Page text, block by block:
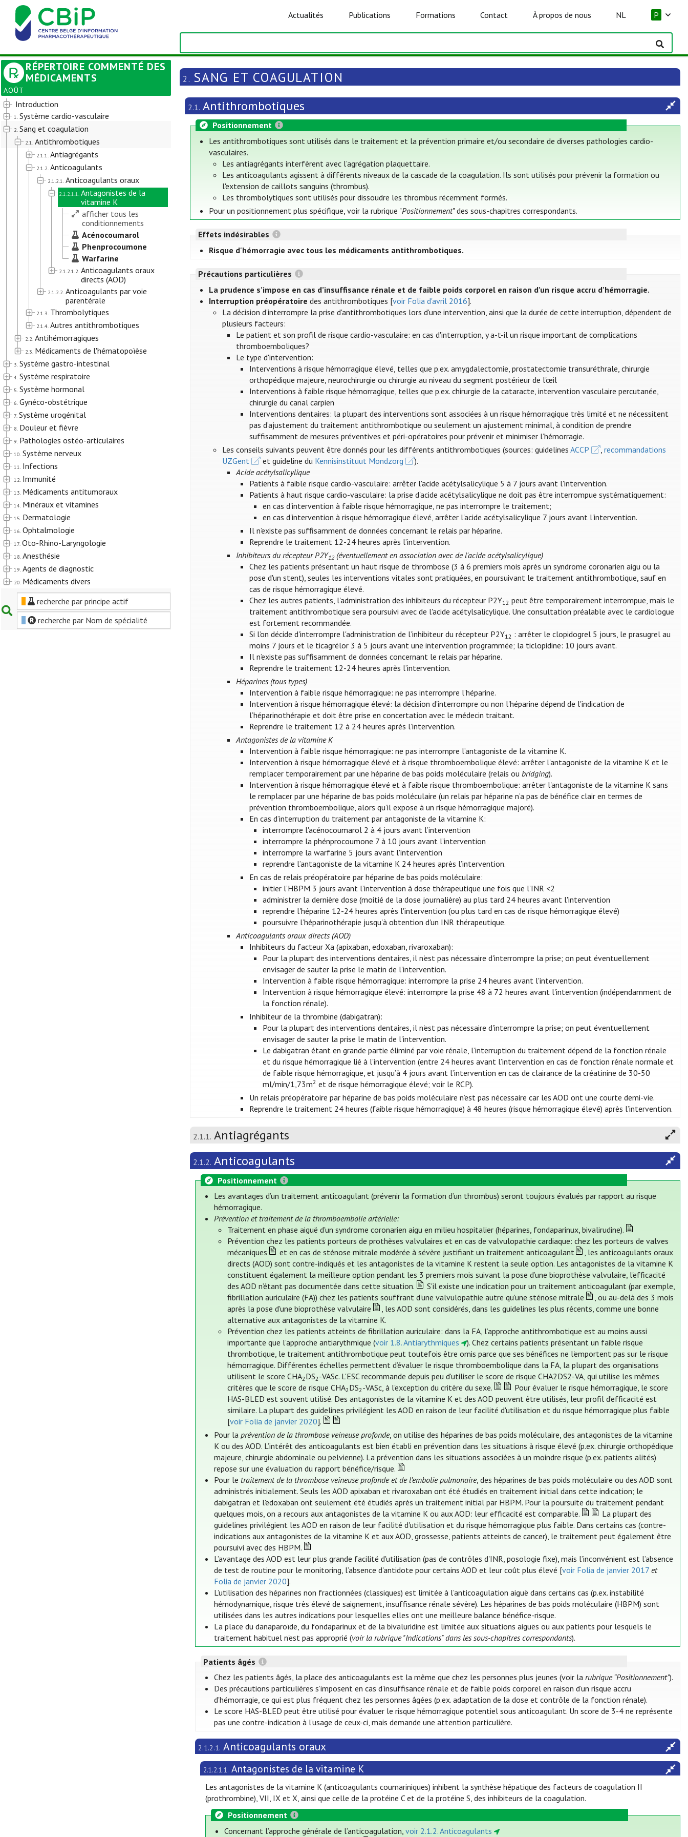
Actualités Publications Formations Contact À propos de nous NL P
RÉPERTOIRE COMMENTÉ DES
MÉDICAMENTS
AOÛT
Introduction
1. Système cardio-vasculaire
2. Sang et coagulation
2.1. Antithrombotiques
2.1.1. Antiagrégants
2.1.2. Anticoagulants
2.1.2.1. Anticoagulants oraux
2.1.2.1.1. Antagonistes de la
vitamine K
afficher tous les
conditionnements
Acénocoumarol
Phenprocoumone
Warfarine
2.1.2.1.2. Anticoagulants oraux
directs (AOD)
2.1.2.2. Anticoagulants par voie
parentérale
2.1.3. Thrombolytiques
2.1.4. Autres antithrombotiques
2.2. Antihémorragiques
2.3. Médicaments de l'hématopoïèse
3. Système gastro-intestinal
4. Système respiratoire
5. Système hormonal
6. Gynéco-obstétrique
7. Système urogénital
8. Douleur et fièvre
9. Pathologies ostéo-articulaires
10. Système nerveux
11. Infections
12. Immunité
13. Médicaments antitumoraux
14. Minéraux et vitamines
15. Dermatologie
16. Ophtalmologie
17. Oto-Rhino-Laryngologie
18. Anesthésie
19. Agents de diagnostic
20. Médicaments divers
recherche par principe actif
recherche par Nom de spécialité
2. SANG ET COAGULATION
2.1. Antithrombotiques
Positionnement
Les antithrombotiques sont utilisés dans le traitement et la prévention primaire et/ou secondaire de diverses pathologies cardio-
vasculaires.
Les antiagrégants interfèrent avec l’agrégation plaquettaire.
Les anticoagulants agissent à différents niveaux de la cascade de la coagulation. Ils sont utilisés pour prévenir la formation ou
l'extension de caillots sanguins (thrombus).
Les thrombolytiques sont utilisés pour dissoudre les thrombus récemment formés.
Pour un positionnement plus spécifique, voir la rubrique "Positionnement" des sous-chapitres correspondants.
Effets indésirables
Risque d'hémorragie avec tous les médicaments antithrombotiques.
Précautions particulières
La prudence s’impose en cas d’insuffisance rénale et de faible poids corporel en raison d’un risque accru d'hémorragie.
Interruption préopératoire des antithrombotiques [voir Folia d'avril 2016].
La décision d'interrompre la prise d'antithrombotiques lors d'une intervention, ainsi que la durée de cette interruption, dépendent de
plusieurs facteurs:
Le patient et son profil de risque cardio-vasculaire: en cas d'interruption, y a-t-il un risque important de complications
thromboemboliques?
Le type d'intervention:
Interventions à risque hémorragique élevé, telles que p.ex. amygdalectomie, prostatectomie transuréthrale, chirurgie
orthopédique majeure, neurochirurgie ou chirurgie au niveau du segment postérieur de l'œil
Interventions à faible risque hémorragique, telles que p.ex. chirurgie de la cataracte, intervention vasculaire percutanée,
chirurgie du canal carpien
Interventions dentaires: la plupart des interventions sont associées à un risque hémorragique très limité et ne nécessitent
pas d’ajustement du traitement antithrombotique ou seulement un ajustement minimal, à condition de prendre
suffisamment de mesures préventives et péri-opératoires pour prévenir et minimiser l’hémorragie.
Les conseils suivants peuvent être donnés pour les différents antithrombotiques (sources: guidelinesACCP ,recommandations
UZGent
et guideline du Kennisinstituut Mondzorg
).
Acide acétylsalicylique
Patients à faible risque cardio-vasculaire: arrêter l'acide acétylsalicylique 5 à 7 jours avant l'intervention.
Patients à haut risque cardio-vasculaire: la prise d'acide acétylsalicylique ne doit pas être interrompue systématiquement:
en cas d'intervention à faible risque hémorragique, ne pas interrompre le traitement;
en cas d'intervention à risque hémorragique élevé, arrêter l'acide acétylsalicylique 7 jours avant l'intervention.
Il n’existe pas suffisamment de données concernant le relais par héparine.
Reprendre le traitement 12-24 heures après l’intervention.
Inhibiteurs du récepteur P2Y12(éventuellement en association avec de l'acide acétylsalicylique)
Chez les patients présentant un haut risque de thrombose (3 à 6 premiers mois après un syndrome coronarien aigu ou la
pose d'un stent), seules les interventions vitales sont pratiquées, en poursuivant le traitement antithrombotique, sauf en
cas de risque hémorragique élevé.
Chez les autres patients, l'administration des inhibiteurs du récepteur P2Y12 peut être temporairement interrompue, mais le
traitement antithrombotique sera poursuivi avec de l'acide acétylsalicylique. Une consultation préalable avec le cardiologue
est fortement recommandée.
Si l’on décide d'interrompre l'administration de l’inhibiteur du récepteur P2Y12 : arrêter le clopidogrel 5 jours, le prasugrel au
moins 7 jours et le ticagrélor 3 à 5 jours avant une intervention programmée; la ticlopidine: 10 jours avant.
Il n’existe pas suffisamment de données concernant le relais par héparine.
Reprendre le traitement 12-24 heures après l’intervention.
Héparines (tous types)
Intervention à faible risque hémorragique: ne pas interrompre l’héparine.
Intervention à risque hémorragique élevé: la décision d'interrompre ou non l'héparine dépend de l'indication de
l’héparinothérapie et doit être prise en concertation avec le médecin traitant.
Reprendre le traitement 12 à 24 heures après l’intervention.
Antagonistes de la vitamine K
Intervention à faible risque hémorragique: ne pas interrompre l’antagoniste de la vitamine K.
Intervention à risque hémorragique élevé et à risque thromboembolique élevé: arrêter l'antagoniste de la vitamine K et le
remplacer temporairement par une héparine de bas poids moléculaire (relais ou bridging).
Intervention à risque hémorragique élevé et à faible risque thromboembolique: arrêter l'antagoniste de la vitamine K sans
le remplacer par une héparine de bas poids moléculaire (un relais par héparine n’a pas de bénéfice clair en termes de
prévention thromboembolique, alors qu’il expose à un risque hémorragique majoré).
En cas d’interruption du traitement par antagoniste de la vitamine K:
interrompre l'acénocoumarol 2 à 4 jours avant l’intervention
interrompre la phénprocoumone 7 à 10 jours avant l’intervention
interrompre la warfarine 5 jours avant l'intervention
reprendre l’antagoniste de la vitamine K 24 heures après l’intervention.
En cas de relais préopératoire par héparine de bas poids moléculaire:
initier l’HBPM 3 jours avant l’intervention à dose thérapeutique une fois que l’INR <2
administrer la dernière dose (moitié de la dose journalière) au plus tard 24 heures avant l'intervention
reprendre l'héparine 12-24 heures après l'intervention (ou plus tard en cas de risque hémorragique élevé)
poursuivre l’héparinothérapie jusqu'à obtention d'un INR thérapeutique.
Anticoagulants oraux directs (AOD)
Inhibiteurs du facteur Xa (apixaban, edoxaban, rivaroxaban):
Pour la plupart des interventions dentaires, il n'est pas nécessaire d'interrompre la prise; on peut éventuellement
envisager de sauter la prise le matin de l'intervention.
Intervention à faible risque hémorragique: interrompre la prise 24 heures avant l'intervention.
Intervention à risque hémorragique élevé: interrompre la prise 48 à 72 heures avant l'intervention (indépendamment de
la fonction rénale).
Inhibiteur de la thrombine (dabigatran):
Pour la plupart des interventions dentaires, il n'est pas nécessaire d'interrompre la prise; on peut éventuellement
envisager de sauter la prise le matin de l'intervention.
Le dabigatran étant en grande partie éliminé par voie rénale, l’interruption du traitement dépend de la fonction rénale
et du risque hémorragique lié à l'intervention (entre 24 heures avant l’intervention en cas de fonction rénale normale et
de faible risque hémorragique, et jusqu’à 4 jours avant l’intervention en cas de clairance de la créatinine de 30-50
ml/min/1,73m2 et de risque hémorragique élevé; voir le RCP).
Un relais préopératoire par héparine de bas poids moléculaire n’est pas nécessaire car les AOD ont une courte demi-vie.
Reprendre le traitement 24 heures (faible risque hémorragique) à 48 heures (risque hémorragique élevé) après l’intervention.
2.1.1. Antiagrégants
2.1.2. Anticoagulants
Positionnement
Les avantages d’un traitement anticoagulant (prévenir la formation d’un thrombus) seront toujours évalués par rapport au risque
hémorragique.
Prévention et traitement de la thromboembolie artérielle:
Traitement en phase aiguë d'un syndrome coronarien aigu en milieu hospitalier (héparines, fondaparinux, bivalirudine).
Prévention chez les patients porteurs de prothèses valvulaires et en cas de valvulopathie cardiaque: chez les porteurs de valves
mécaniques
et en cas de sténose mitrale modérée à sévère justifiant un traitement anticoagulant
, les anticoagulants oraux
directs (AOD) sont contre-indiqués et les antagonistes de la vitamine K restent la seule option. Les antagonistes de la vitamine K
constituent également la meilleure option pendant les 3 premiers mois suivant la pose d’une bioprothèse valvulaire, l'efficacité
des AOD n’étant pas documentée dans cette situation.
S'il existe une indication pour un traitement anticoagulant (par exemple,
fibrillation auriculaire (FA)) chez les patients souffrant d'une valvulopathie autre qu'une sténose mitrale
, ou au-delà des 3 mois
après la pose d'une bioprothèse valvulaire
, les AOD sont considérés, dans les guidelines les plus récents, comme une bonne
alternative aux antagonistes de la vitamine K.
Prévention chez les patients atteints de fibrillation auriculaire: dans la FA, l’approche antithrombotique est au moins aussi
importante que l’approche antiarythmique (voir 1.8. Antiarythmiques
). Chez certains patients présentant un faible risque
thrombotique, le traitement antithrombotique peut toutefois être omis parce que ses bénéfices ne l'emportent pas sur le risque
hémorragique. Différentes échelles permettent d’évaluer le risque thromboembolique dans la FA, la plupart des organisations
utilisent le score CHA2DS2-VASc. L'ESC recommande depuis peu d'utiliser le score de risque CHA2DS2-VA, qui utilise les mêmes
critères que le score de risque CHA2DS2-VASc, à l'exception du critère du sexe.
Pour évaluer le risque hémorragique, le score
HAS-BLED est souvent utilisé. Des antagonistes de la vitamine K et des AOD peuvent être utilisés, leur profil d’efficacité est
similaire. La plupart des guidelines privilégient les AOD en raison de leur facilité d'utilisation et du risque hémorragique plus faible
[voir Folia de janvier 2020].
Pour laprévention de la thrombose veineuse profonde, on utilise des héparines de bas poids moléculaire, des antagonistes de la vitamine
K ou des AOD. L’intérêt des anticoagulants est bien établi en prévention dans les situations à risque élevé (p.ex. chirurgie orthopédique
majeure, chirurgie abdominale ou pelvienne). La prévention dans les situations associées à un moindre risque (p.ex. patients alités)
repose sur une évaluation du rapport bénéfice/risque.
Pour le traitement de la thrombose veineuse profonde et de l’embolie pulmonaire, des héparines de bas poids moléculaire ou des AOD sont
administrés initialement. Seuls les AOD apixaban et rivaroxaban ont été étudiés en traitement initial dans cette indication; le
dabigatran et l'edoxaban ont seulement été étudiés après un traitement initial par HBPM. Pour la poursuite du traitement pendant
quelques mois, on a recours aux antagonistes de la vitamine K ou aux AOD: leur efficacité est comparable.
La plupart des
guidelines privilégient les AOD en raison de leur facilité d'utilisation et du risque hémorragique plus faible. Dans certains cas (contre-
indications aux antagonistes de la vitamine K et aux AOD, grossesse, patients atteints de cancer), le traitement peut également être
poursuivi avec des HBPM.
L’avantage des AOD est leur plus grande facilité d'utilisation (pas de contrôles d'INR, posologie fixe), mais l’inconvénient est l’absence
de test de routine pour le monitoring, l’absence d'antidote pour certains AOD et leur coût plus élevé [voir Folia de janvier 2017 et
Folia de janvier 2020].
L’utilisation des héparines non fractionnées (classiques) est limitée à l’anticoagulation aiguë dans certains cas (p.ex. instabilité
hémodynamique, risque très élevé de saignement, insuffisance rénale sévère). Les héparines de bas poids moléculaire (HBPM) sont
utilisées dans les autres indications pour lesquelles elles ont une meilleure balance bénéfice-risque.
La place du danaparoïde, du fondaparinux et de la bivaluridine est limitée aux situations aiguës ou aux patients pour lesquels le
traitement habituel n'est pas approprié (voir la rubrique "Indications" dans les sous-chapitres correspondants).
Patients âgés
Chez les patients âgés, la place des anticoagulants est la même que chez les personnes plus jeunes (voir larubrique “Positionnement”).
Des précautions particulières s’imposent en cas d’insuffisance rénale et de faible poids corporel en raison d’un risque accru
d'hémorragie, ce qui est plus fréquent chez les personnes âgées (p.ex. adaptation de la dose et contrôle de la fonction rénale).
Le score HAS-BLED peut être utilisé pour évaluer le risque hémorragique potentiel sous anticoagulant. Un score de 3-4 ne représente
pas une contre-indication à l’usage de ceux-ci, mais demande une attention particulière.
2.1.2.1. Anticoagulants oraux
2.1.2.1.1. Antagonistes de la vitamine K
Les antagonistes de la vitamine K (anticoagulants coumariniques) inhibent la synthèse hépatique des facteurs de coagulation II
(prothrombine), VII, IX et X, ainsi que celle de la protéine C et de la protéine S, des inhibiteurs de la coagulation.
Positionnement
Concernant l’approche générale de l’anticoagulation,voir 2.1.2. Anticoagulants